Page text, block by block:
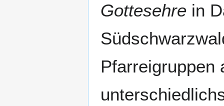
Gottesehre in
Pfarreigruppen